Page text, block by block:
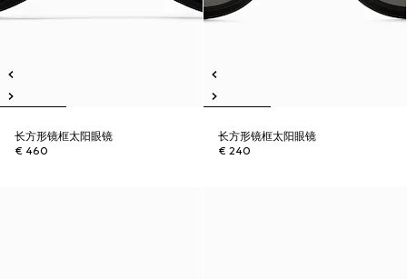
长方形镜框太阳眼镜
€ 460
长方形镜框太阳眼镜
€ 240